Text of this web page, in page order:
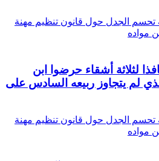
لثلاثة أشقاء حرضوا ابن
لم يتجاوز ربيعه السادس على